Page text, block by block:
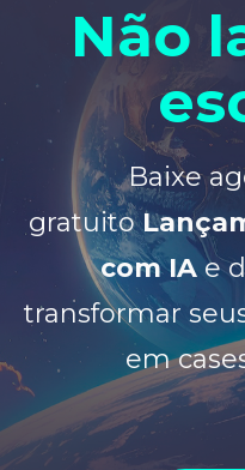
Não
Baixe
gratuito
com IAe
transformar
em